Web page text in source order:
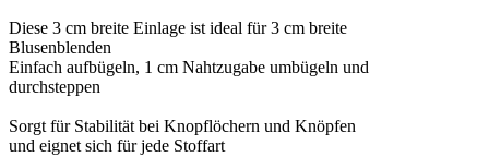
Diese 3 cm breite Einlage ist ideal für 3 cm breite
Blusenblenden
Einfach aufbügeln, 1 cm Nahtzugabe umbügeln und
durchsteppen
Sorgt für Stabilität bei Knopflöchern und Knöpfen
und eignet sich für jede Stoffart